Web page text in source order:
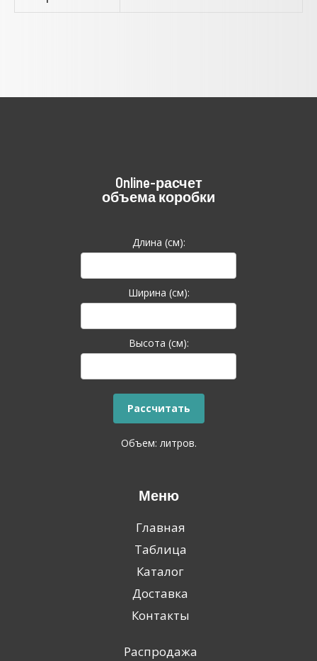
Online-расчет
объема коробки
Длина (см):
Ширина (см):
Высота (см):
Объем: литров.
Меню
Главная
Таблица
Каталог
Доставка
Контакты
Распродажа